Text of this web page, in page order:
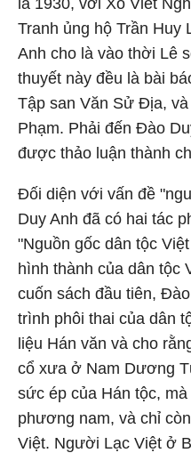
là 1930, với Xô Viết
Tranh ủng hộ Trần Huy
Anh cho là vào thời Lê
thuyết này đều là bài
Tập san Văn Sử Địa,
Phạm. Phải đến Đào
được thảo luận thành
Đối diện với vấn đề
Duy Anh đã có hai tác
"Nguồn gốc dân tộc
hình thành của dân tộc
cuốn sách đầu tiên,
trình phôi thai của dân
liệu Hán văn và cho
cổ xưa ở Nam Dương
sức ép của Hán tộc,
phương nam, và chỉ
Việt. Người Lạc Việt ở